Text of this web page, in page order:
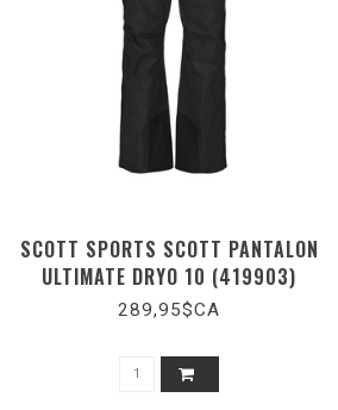
SCOTT SPORTS SCOTT PANTALON
ULTIMATE DRYO 10 (419903)
289,95$CA